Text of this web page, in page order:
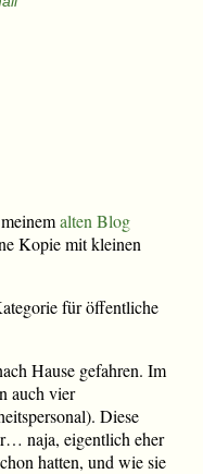
alten Blog
Kopie mit kleinen
für öffentliche
Hause gefahren. Im
auch vier
Diese
naja, eigentlich eher
hatten, und wie sie